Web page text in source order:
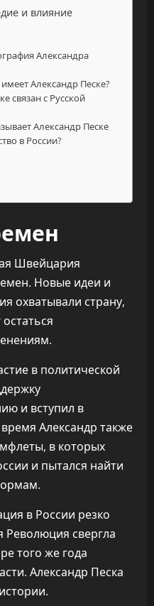
и влияние
Александра
Александр Песке?
связан с Русской
Александр Песке
в России?
Швейцария
Новые идеи и
охватывали страну,
в политической
и вступил в
Александр также
в которых
и пытался найти
в России резко
Революция свергла
того же года
Александр Песка